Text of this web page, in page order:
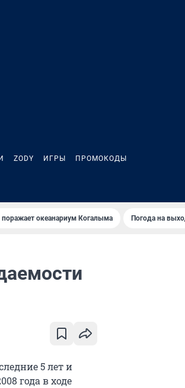
ZODY ИГРЫ ПРОМОКОДЫ
океанариум Когалыма Погода на
5 лет и
года в ходе